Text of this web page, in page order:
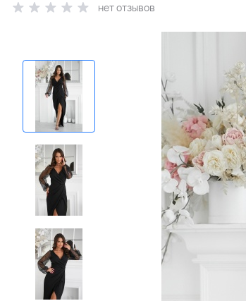
нет отзывов